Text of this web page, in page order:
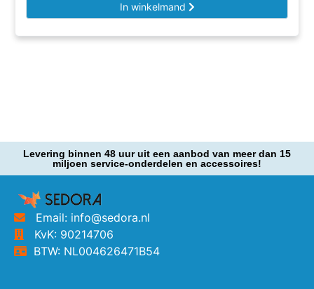
In winkelmand
Levering binnen 48 uur uit een aanbod van meer dan 15
miljoen service-onderdelen en accessoires!
Email: info@sedora.nl
KvK: 90214706
BTW: NL004626471B54